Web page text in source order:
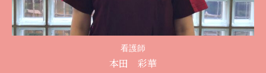
看護師
本田 彩華